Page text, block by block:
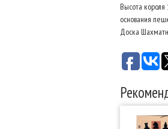
Высота
основания
Доска